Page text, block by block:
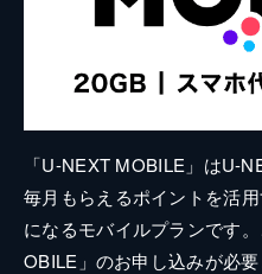
「U-NEXT MOBILE」はU-
毎月もらえるポイントを活
になるモバイルプランです
OBILE」のお申し込みが必要